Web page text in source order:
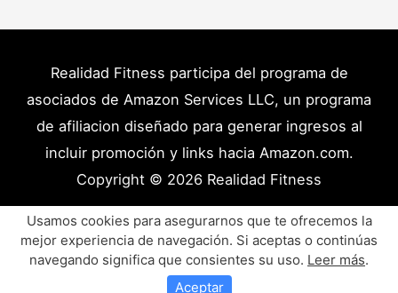
Realidad Fitness participa del programa de
asociados de Amazon Services LLC, un programa
de afiliacion diseñado para generar ingresos al
incluir promoción y links hacia Amazon.com.
Copyright © 2026 Realidad Fitness
Políticas de Privacidad – Términos y Condiciones
Disclaimer Médico
Contacto
Artículos
Productos y Recursos Recomendados
Usamos cookies para asegurarnos que te ofrecemos la
mejor experiencia de navegación. Si aceptas o continúas
navegando significa que consientes su uso. Leer más.
Aceptar